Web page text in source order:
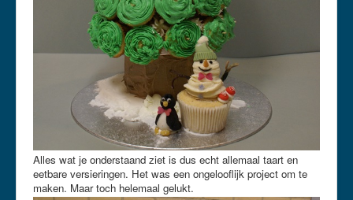
Alles wat je onderstaand ziet is dus echt allemaal taart en
eetbare versieringen. Het was een ongelooflijk project om te
maken. Maar toch helemaal gelukt.